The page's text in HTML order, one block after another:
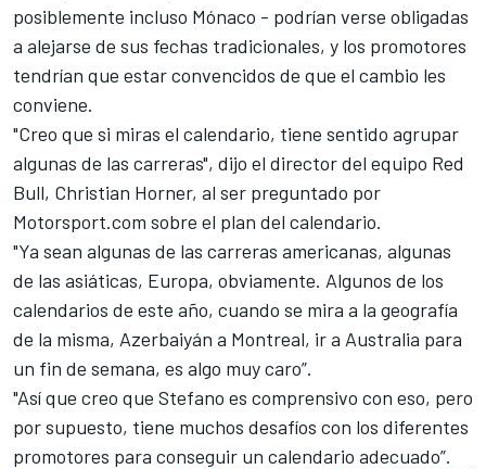
posiblemente incluso Mónaco - podrían verse obligadas
a alejarse de sus fechas tradicionales, y los promotores
tendrían que estar convencidos de que el cambio les
conviene.
"Creo que si miras el calendario, tiene sentido agrupar
algunas de las carreras", dijo el director del equipo Red
Bull, Christian Horner, al ser preguntado por
Motorsport.com sobre el plan del calendario.
"Ya sean algunas de las carreras americanas, algunas
de las asiáticas, Europa, obviamente. Algunos de los
calendarios de este año, cuando se mira a la geografía
de la misma, Azerbaiyán a Montreal, ir a Australia para
un fin de semana, es algo muy caro”.
"Así que creo que Stefano es comprensivo con eso, pero
por supuesto, tiene muchos desafíos con los diferentes
promotores para conseguir un calendario adecuado”.